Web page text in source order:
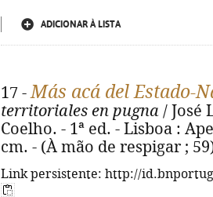
ADICIONAR À LISTA
17 -Más acá del Estado-
territoriales en pugna / José
Coelho. - 1ª ed. - Lisboa :
cm. - (À mão de respigar ;
Link persistente: http://